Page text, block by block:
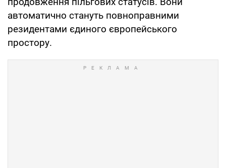
автоматично стануть повноправними
резидентами єдиного європейського
простору.